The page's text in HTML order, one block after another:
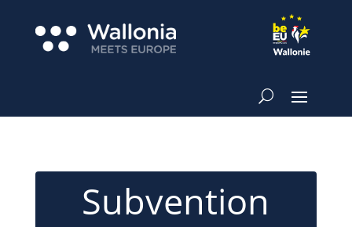
Subvention